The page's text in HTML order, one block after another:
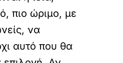
πιο ώριμο, με
να
αυτό που θα